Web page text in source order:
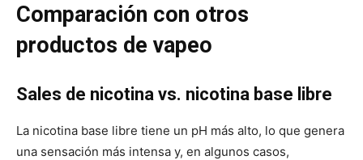
Comparación con otros
productos de vapeo
Sales de nicotina vs. nicotina base libre
La nicotina base libre tiene un pH más alto, lo que genera
una sensación más intensa y, en algunos casos,